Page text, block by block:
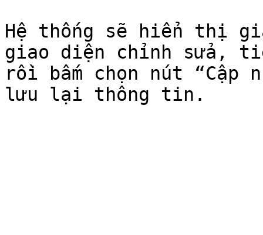
Hệ thống sẽ hiển thị
giao diện chỉnh sửa,
rồi bấm chọn nút “Cập